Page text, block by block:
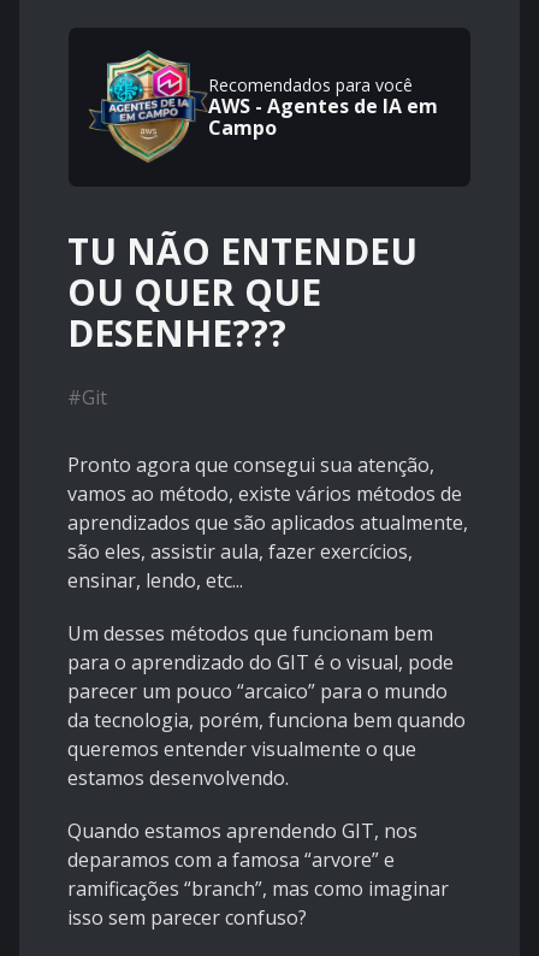
Recomendados para você
AWS - Agentes de IA em
Campo
TU NÃO ENTENDEU
OU QUER QUE
DESENHE???
#Git
Pronto agora que consegui sua atenção,
vamos ao método, existe vários métodos de
aprendizados que são aplicados atualmente,
são eles, assistir aula, fazer exercícios,
ensinar, lendo, etc...
Um desses métodos que funcionam bem
para o aprendizado do GIT é o visual, pode
parecer um pouco “arcaico” para o mundo
da tecnologia, porém, funciona bem quando
queremos entender visualmente o que
estamos desenvolvendo.
Quando estamos aprendendo GIT, nos
deparamos com a famosa “arvore” e
ramificações “branch”, mas como imaginar
isso sem parecer confuso?